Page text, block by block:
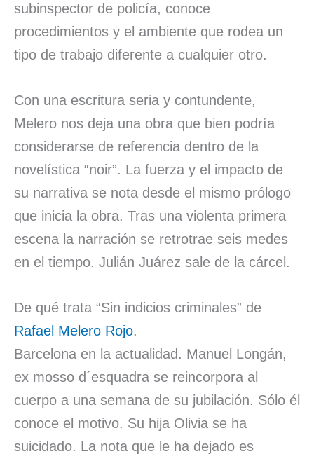
subinspector de policía, conoce
procedimientos y el ambiente que rodea un
tipo de trabajo diferente a cualquier otro.
Con una escritura seria y contundente,
Melero nos deja una obra que bien podría
considerarse de referencia dentro de la
novelística “noir”. La fuerza y el impacto de
su narrativa se nota desde el mismo prólogo
que inicia la obra. Tras una violenta primera
escena la narración se retrotrae seis medes
en el tiempo. Julián Juárez sale de la cárcel.
De qué trata “Sin indicios criminales” de
Rafael Melero Rojo.
Barcelona en la actualidad. Manuel Longán,
ex mosso d´esquadra se reincorpora al
cuerpo a una semana de su jubilación. Sólo él
conoce el motivo. Su hija Olivia se ha
suicidado. La nota que le ha dejado es